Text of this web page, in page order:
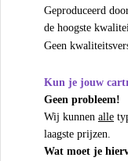
Geproduceerd
de hoogste
Geen
Kun je jouw
Geen probleem!
Wij kunnen alle
laagste prijzen.
Wat moet je